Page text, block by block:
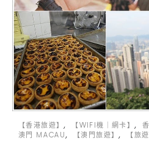
【香港旅遊】 【WIFI機｜網卡】
澳門 MACAU
【澳門旅遊】 【旅